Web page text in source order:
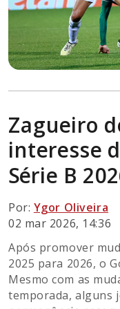
Zagueiro
interesse
Série B
Por: Ygor Oliveira
02 mar 2026, 14:36
Após promover
2025 para 2026, o
Mesmo com as
temporada, alguns